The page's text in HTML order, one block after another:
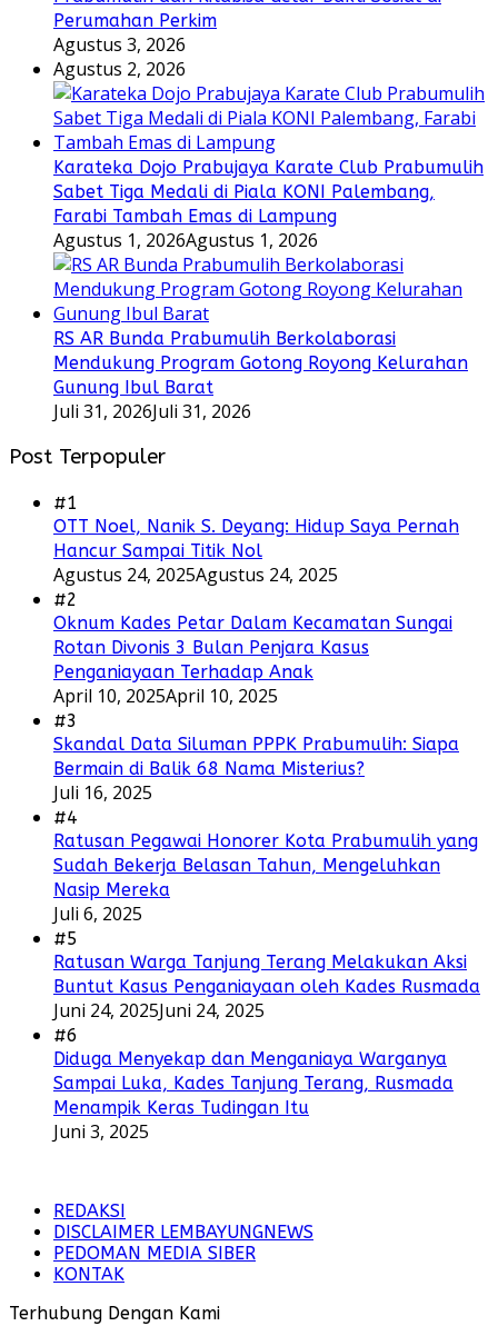
Perumahan Perkim
Agustus 3, 2026
Agustus 2, 2026
Karateka Dojo Prabujaya Karate Club Prabumulih
Sabet Tiga Medali di Piala KONI Palembang,
Farabi Tambah Emas di Lampung
Agustus 1, 2026Agustus 1, 2026
RS AR Bunda Prabumulih Berkolaborasi
Mendukung Program Gotong Royong Kelurahan
Gunung Ibul Barat
Juli 31, 2026Juli 31, 2026
Post Terpopuler
#1
OTT Noel, Nanik S. Deyang: Hidup Saya Pernah
Hancur Sampai Titik Nol
Agustus 24, 2025Agustus 24, 2025
#2
Oknum Kades Petar Dalam Kecamatan Sungai
Rotan Divonis 3 Bulan Penjara Kasus
Penganiayaan Terhadap Anak
April 10, 2025April 10, 2025
#3
Skandal Data Siluman PPPK Prabumulih: Siapa
Bermain di Balik 68 Nama Misterius?
Juli 16, 2025
#4
Ratusan Pegawai Honorer Kota Prabumulih yang
Sudah Bekerja Belasan Tahun, Mengeluhkan
Nasip Mereka
Juli 6, 2025
#5
Ratusan Warga Tanjung Terang Melakukan Aksi
Buntut Kasus Penganiayaan oleh Kades Rusmada
Juni 24, 2025Juni 24, 2025
#6
Diduga Menyekap dan Menganiaya Warganya
Sampai Luka, Kades Tanjung Terang, Rusmada
Menampik Keras Tudingan Itu
Juni 3, 2025
REDAKSI
DISCLAIMER LEMBAYUNGNEWS
PEDOMAN MEDIA SIBER
KONTAK
Terhubung Dengan Kami